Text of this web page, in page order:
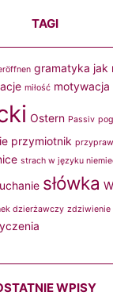
TAGI
gramatyka jak
miłość motywacja
Ostern Passiv
przymiotnik
strach w języku
słówka
dzierżawczy zdziwienie
WPISY